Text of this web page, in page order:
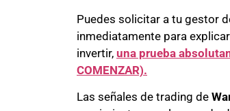
Puedes solicitar a tu gestor
inmediatamente para
invertir, una prueba
COMENZAR).
Las señales de trading de